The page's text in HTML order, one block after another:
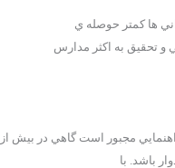
ها کمتر حوصله ي
تحقيق به اکثر مد ارس
مجبور است گاهي در بيش از
باشد. با